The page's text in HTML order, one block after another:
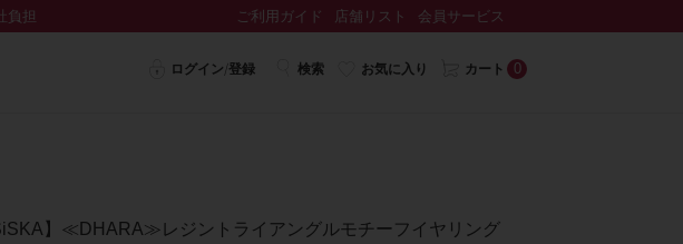
負担 ご利用ガイド 店舗リスト 会員サービス
ログイン/登録 検索 お気に入り カート 0
】≪DHARA≫レジントライアングルモチーフイヤリング